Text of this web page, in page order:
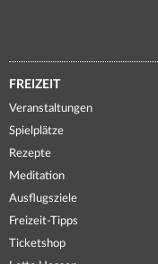
FREIZEIT
Veranstaltungen
Spielplätze
Rezepte
Meditation
Ausflugsziele
Freizeit-Tipps
Ticketshop